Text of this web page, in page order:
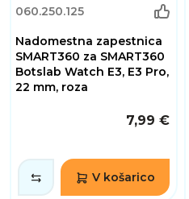
060.250.125
Nadomestna zapestnica
SMART360 za SMART360
Botslab Watch E3, E3 Pro,
22 mm, roza
7,99 €
V košarico